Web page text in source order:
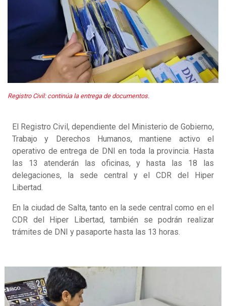
Registro Civil: continúa la entrega de documentos.
El Registro Civil, dependiente del Ministerio de Gobierno,
Trabajo y Derechos Humanos, mantiene activo el
operativo de entrega de DNI en toda la provincia. Hasta
las 13 atenderán las oficinas, y hasta las 18 las
delegaciones, la sede central y el CDR del Hiper
Libertad.
En la ciudad de Salta, tanto en la sede central como en el
CDR del Hiper Libertad, también se podrán realizar
trámites de DNI y pasaporte hasta las 13 horas.